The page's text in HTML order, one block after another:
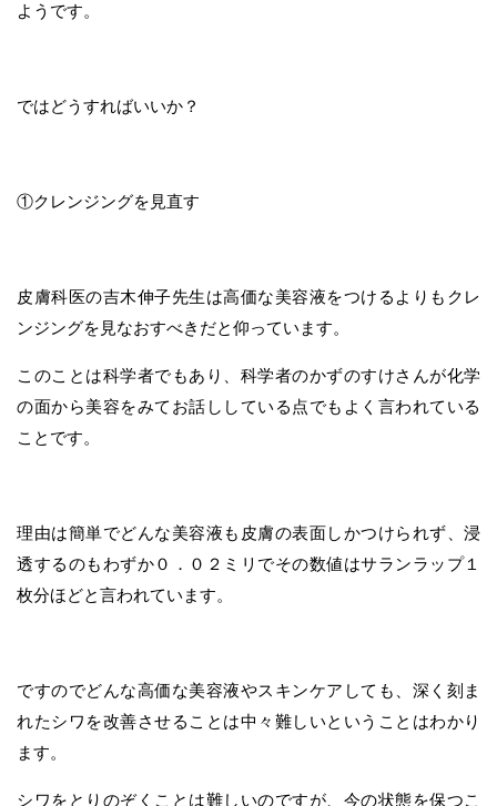
ようです。
ではどうすればいいか？
①クレンジングを見直す
皮膚科医の吉木伸子先生は高価な美容液をつけるよりもクレ
ンジングを見なおすべきだと仰っています。
このことは科学者でもあり、科学者のかずのすけさんが化学
の面から美容をみてお話ししている点でもよく言われている
ことです。
理由は簡単でどんな美容液も皮膚の表面しかつけられず、浸
透するのもわずか０．０２ミリでその数値はサランラップ１
枚分ほどと言われています。
ですのでどんな高価な美容液やスキンケアしても、深く刻ま
れたシワを改善させることは中々難しいということはわかり
ます。
シワをとりのぞくことは難しいのですが、今の状態を保つこ